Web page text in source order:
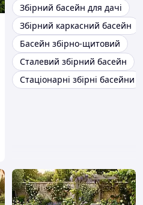
Збірний басейн для дачі
Збірний каркасний басейн
Басейн збірно-щитовий
Сталевий збірний басейн
Стаціонарні збірні басейни